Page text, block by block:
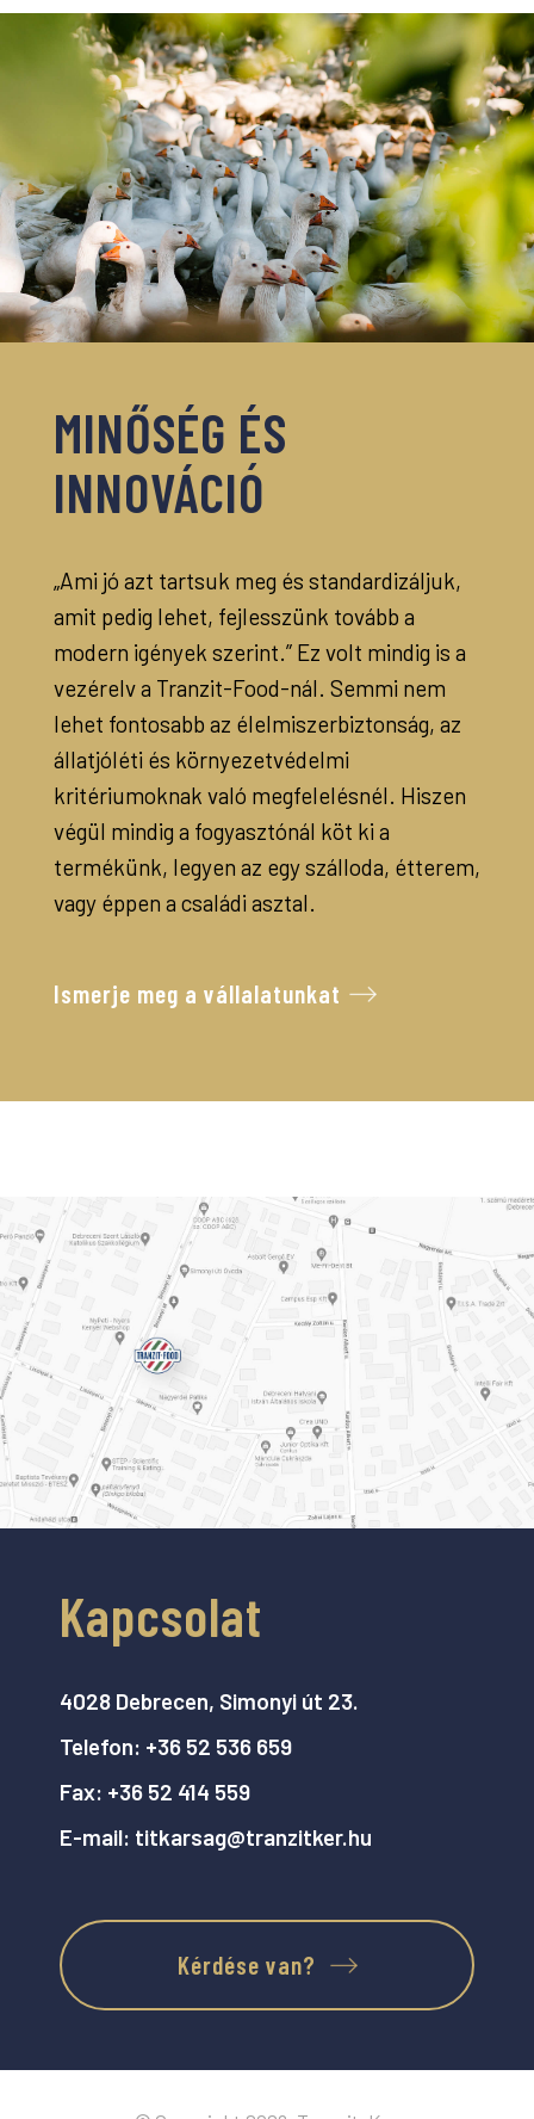
MINŐSÉG ÉS
INNOVÁCIÓ
„Ami jó azt tartsuk meg és standardizáljuk,
amit pedig lehet, fejlesszünk tovább a
modern igények szerint.” Ez volt mindig is a
vezérelv a Tranzit-Food-nál. Semmi nem
lehet fontosabb az élelmiszerbiztonság, az
állatjóléti és környezetvédelmi
kritériumoknak való megfelelésnél. Hiszen
végül mindig a fogyasztónál köt ki a
termékünk, legyen az egy szálloda, étterem,
vagy éppen a családi asztal.
Ismerje meg a vállalatunkat
Kapcsolat
4028 Debrecen, Simonyi út 23.
Telefon: +36 52 536 659
Fax: +36 52 414 559
E-mail: titkarsag@tranzitker.hu
Kérdése van?